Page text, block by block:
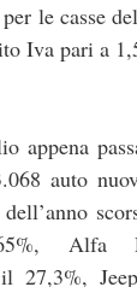
le casse
Iva pari a
appena
auto
Alfa
il 27,3%,